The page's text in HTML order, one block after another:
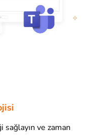
sağlayın ve zaman